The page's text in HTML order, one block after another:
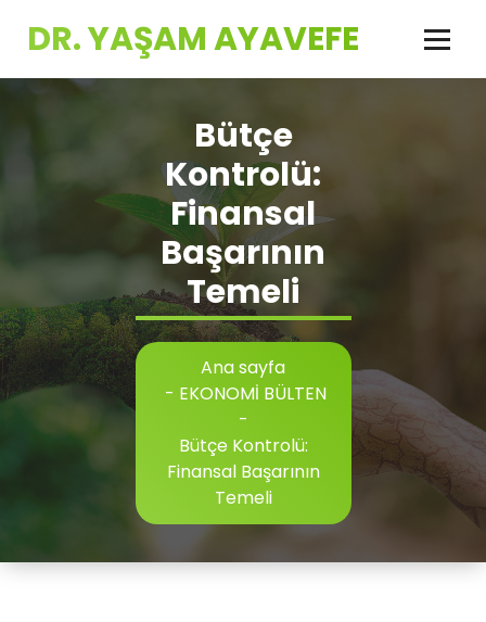
DR. YAŞAM AYAVEFE
Bütçe
Kontrolü:
Finansal
Başarının
Temeli
Ana sayfa
- EKONOMİ BÜLTEN
-
Bütçe Kontrolü:
Finansal Başarının
Temeli